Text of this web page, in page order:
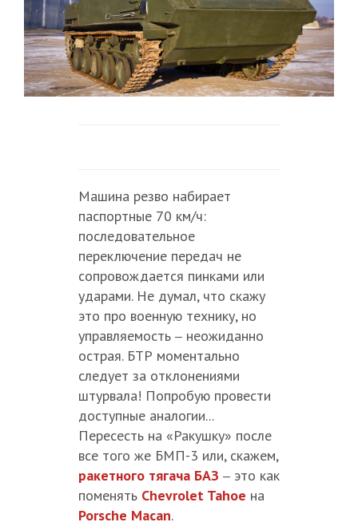
Машина резво набирает
паспортные 70 км/ч:
последовательное
переключение передач не
сопровождается пинками или
ударами. Не думал, что скажу
это про военную технику, но
управляемость –неожиданно
острая. БТР моментально
следует за отклонениями
штурвала! Попробую провести
доступные аналогии...
Пересесть на «Ракушку» после
все того же БМП-3 или, скажем,
ракетного тягача БАЗ –это как
поменять Chevrolet Tahoe на
Porsche Macan.